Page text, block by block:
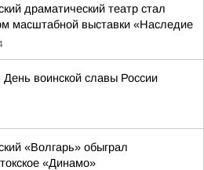
драматический театр стал
масштабной выставки «Наследие
День воинской славы России
«Волгарь» обыграл
«Динамо»